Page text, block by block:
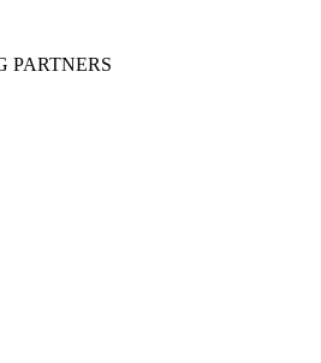
PARTNERS